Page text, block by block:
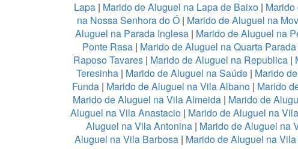
Lapa| Marido de Aluguel na Lapa de Baixo |
na Nossa Senhora do Ó | Marido de Aluguel na
Aluguel na Parada Inglesa | Marido de Aluguel na
Ponte Rasa | Marido de Aluguel na Quarta Parada
Raposo Tavares| Marido de Aluguel na Republica|
Teresinha | Marido de Aluguel na Saúde | Marido
Funda| Marido de Aluguel na Vila Albano| Marido
Marido de Aluguel na Vila Almeida | Marido de
Aluguel na Vila Anastacio | Marido de Aluguel na
Aluguel na Vila Antonina| Marido de Aluguel na
Aluguel na Vila Barbosa| Marido de Aluguel na